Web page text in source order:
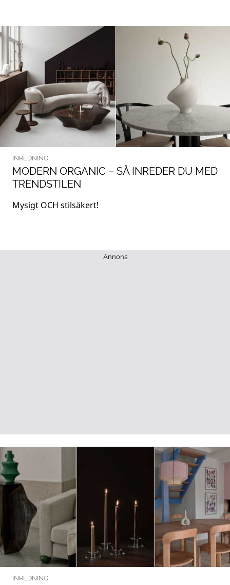
INREDNING
MODERN ORGANIC – SÅ INREDER DU MED
TRENDSTILEN
Mysigt OCH stilsäkert!
Annons
INREDNING